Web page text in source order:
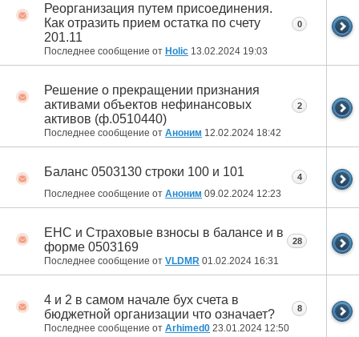
Реорганизация путем присоединения.
Как отразить прием остатка по счету
201.11
Последнее сообщение от Holic 13.02.2024 19:03
0
Решение о прекращении признания
активами объектов нефинансовых
активов (ф.0510440)
Последнее сообщение от Аноним 12.02.2024 18:42
2
Баланс 0503130 строки 100 и 101
Последнее сообщение от Аноним 09.02.2024 12:23
4
ЕНС и Страховые взносы в балансе и в
форме 0503169
Последнее сообщение от VLDMR 01.02.2024 16:31
28
4 и 2 в самом начале бух счета в
бюджетной организации что означает?
Последнее сообщение от Arhimed0 23.01.2024 12:50
8